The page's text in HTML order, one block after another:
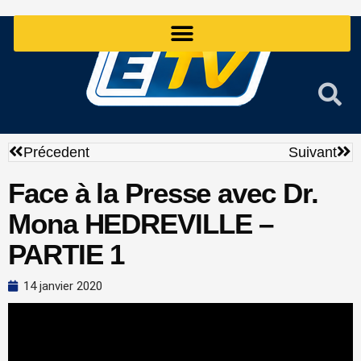
Précédent
Précedent Suivant
Face à la Presse avec Dr.
Mona HEDREVILLE –
PARTIE 1
14 janvier 2020